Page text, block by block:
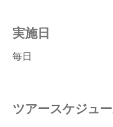
実施日
毎日
ツアースケジュ